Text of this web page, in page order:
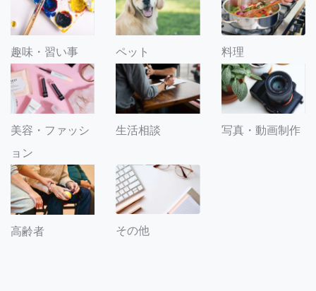
趣味・習い事 ペット 料理
美容・ファッシ
ョン
生活相談 写真・動画制作
高齢者 その他